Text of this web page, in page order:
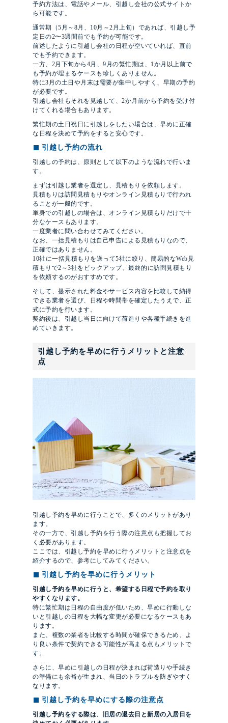
予約方法は、電話やメール、引越し会社の公式サイトか
ら可能です。
通常期（5月～8月、10月～2月上旬）であれば、引越し予
定日の2〜3週間前でも予約が可能です。
前述したように引越し会社の日程が空いていれば、直前
でも予約できます。
一方、2月下旬から4月、9月の繁忙期は、1か月以上前で
も予約が埋まるケースも珍しくありません。
特に3月の土日や月末は需要が集中しやすく、早期の予約
が必要です。
引越し会社もそれを見越して、2か月前から予約を受け付
けてくれる場合もあります。
繁忙期の土日祝日に引越しをしたい場合は、早めに正確
な日程を決めて予約をすると安心です。
引越し予約の流れ
引越しの予約は、原則として以下のような流れで行いま
す。
まずは引越し業者を選定し、見積もりを依頼します。
見積もりは訪問見積もりやオンライン見積もりで行われ
ることが一般的です。
単身での引越しの場合は、オンライン見積もりだけで十
分なケースもあります。
一度業者に問い合わせてみてください。
なお、一括見積もりは自己申告による見積もりなので、
正確ではありません。
10社に一括見積もりを送って5社に絞り、簡易的なWeb見
積もりで2～3社をピックアップ、最終的に訪問見積もり
を依頼するのがおすすめです。
そして、提示された料金やサービス内容を比較して納得
できる業者を選び、日程や時間帯を確定したうえで、正
式に予約を行います。
契約後は、引越し当日に向けて荷造りや各種手続きを進
めていきます。
引越し予約を早めに行うメリットと注意
点
引越し予約を早めに行うことで、多くのメリットがあり
ます。
その一方で、引越し予約を行う際の注意点も把握してお
く必要があります。
ここでは、引越し予約を早めに行うメリットと注意点を
紹介するので、参考にしてみてください。
引越し予約を早めに行うメリット
引越し予約を早めに行うと、希望する日程で予約を取り
やすくなります。
特に繁忙期は日程の自由度が低いため、早めに行動しな
いと引越しの日程を大幅な変更が必要になるケースもあ
ります。
また、複数の業者を比較する時間が確保できるため、よ
り良い条件で契約できる可能性が高まる点もメリットで
す。
さらに、早めに引越しの日程が決まれば荷造りや手続き
の準備にも余裕が生まれ、当日のトラブルを防ぎやすく
なります。
引越し予約を早めにする際の注意点
引越し予約をする際は、旧居の退去日と新居の入居日を